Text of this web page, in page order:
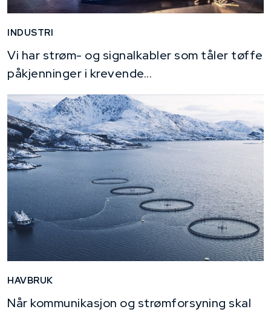
INDUSTRI
Vi har strøm- og signalkabler som tåler tøffe
påkjenninger i krevende...
HAVBRUK
Når kommunikasjon og strømforsyning skal